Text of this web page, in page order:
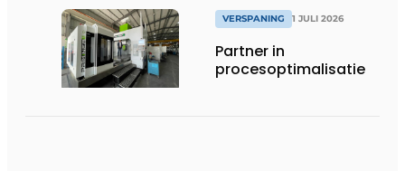
VERSPANING 1 JULI 2026
Partner in
procesoptimalisatie